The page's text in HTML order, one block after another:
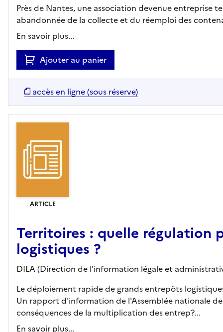
Près de Nantes, une association devenue entreprise
abandonnée de la collecte et du réemploi des
En savoir plus...
Ajouter au panier
accès en ligne (sous réserve)
ARTICLE
Territoires : quelle régulation
logistiques ?
DILA (Direction de l'information légale et
Le déploiement rapide de grands entrepôts
Un rapport d'information de l'Assemblée nationale
conséquences de la multiplication des entrep?...
En savoir plus...